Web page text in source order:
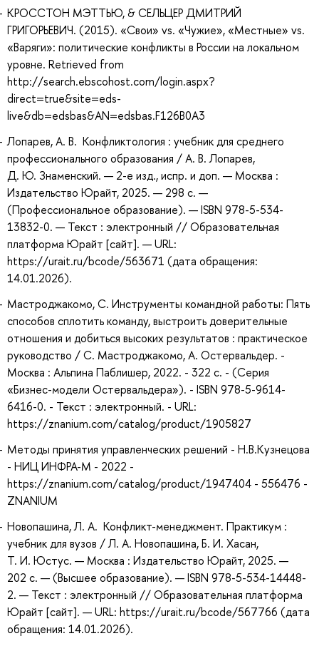
КРОССТОН МЭТТЬЮ, & СЕЛЬЦЕР ДМИТРИЙ
ГРИГОРЬЕВИЧ. (2015). «Свои» vs. «Чужие», «Местные» vs.
«Варяги»: политические конфликты в России на локальном
уровне. Retrieved from
http://search.ebscohost.com/login.aspx?
direct=true&site=eds-
live&db=edsbas&AN=edsbas.F126B0A3
Лопарев, А. В. Конфликтология : учебник для среднего
профессионального образования / А. В. Лопарев,
Д. Ю. Знаменский. — 2-е изд., испр. и доп. — Москва :
Издательство Юрайт, 2025. — 298 с. —
(Профессиональное образование). — ISBN 978-5-534-
13832-0. — Текст : электронный // Образовательная
платформа Юрайт [сайт]. — URL:
https://urait.ru/bcode/563671 (дата обращения:
14.01.2026).
Мастроджакомо, С. Инструменты командной работы: Пять
способов сплотить команду, выстроить доверительные
отношения и добиться высоких результатов : практическое
руководство / С. Мастроджакомо, А. Остервальдер. -
Москва : Альпина Паблишер, 2022. - 322 с. - (Серия
«Бизнес-модели Остервальдера»). - ISBN 978-5-9614-
6416-0. - Текст : электронный. - URL:
https://znanium.com/catalog/product/1905827
Методы принятия управленческих решений - Н.В.Кузнецова
- НИЦ ИНФРА-М - 2022 -
https://znanium.com/catalog/product/1947404 - 556476 -
ZNANIUM
Новопашина, Л. А. Конфликт-менеджмент. Практикум :
учебник для вузов / Л. А. Новопашина, Б. И. Хасан,
Т. И. Юстус. — Москва : Издательство Юрайт, 2025. —
202 с. — (Высшее образование). — ISBN 978-5-534-14448-
2. — Текст : электронный // Образовательная платформа
Юрайт [сайт]. — URL: https://urait.ru/bcode/567766 (дата
обращения: 14.01.2026).